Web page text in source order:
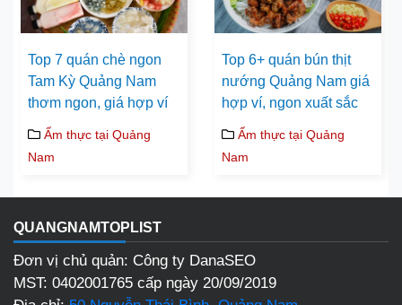
Top 7 quán chè ngon
Tam Kỳ Quảng Nam
thơm ngon, giá hợp ví
Ẩm thực tại Quảng
Nam
Top 6+ quán bún thịt
nướng Quảng Nam giá
hợp ví, ngon xuất sắc
Ẩm thực tại Quảng
Nam
QUANGNAMTOPLIST
Đơn vị chủ quản: Công ty DanaSEO
MST: 0402001765 cấp ngày 20/09/2019